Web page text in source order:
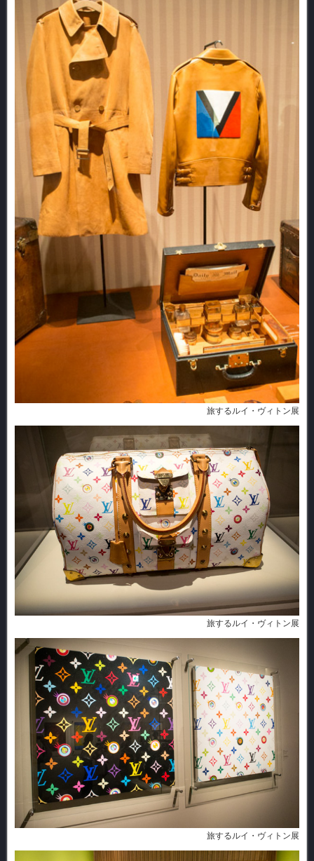
旅するルイ・ヴィトン展
旅するルイ・ヴィトン展
旅するルイ・ヴィトン展